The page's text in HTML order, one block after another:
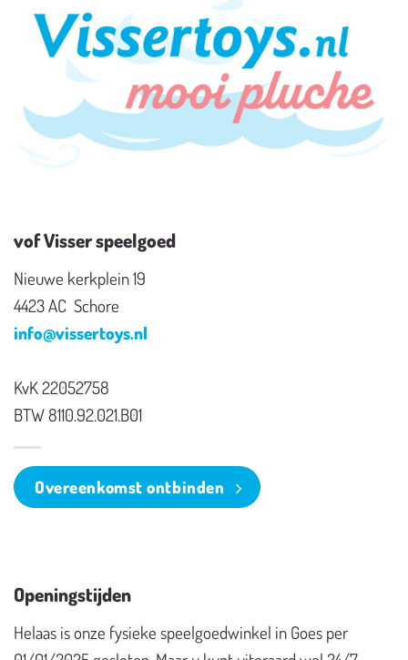
vof Visser speelgoed
Nieuwe kerkplein 19
4423 AC Schore
info@vissertoys.nl
KvK 22052758
BTW 8110.92.021.B01
Overeenkomst ontbinden
Openingstijden
Helaas is onze fysieke speelgoedwinkel in Goes per